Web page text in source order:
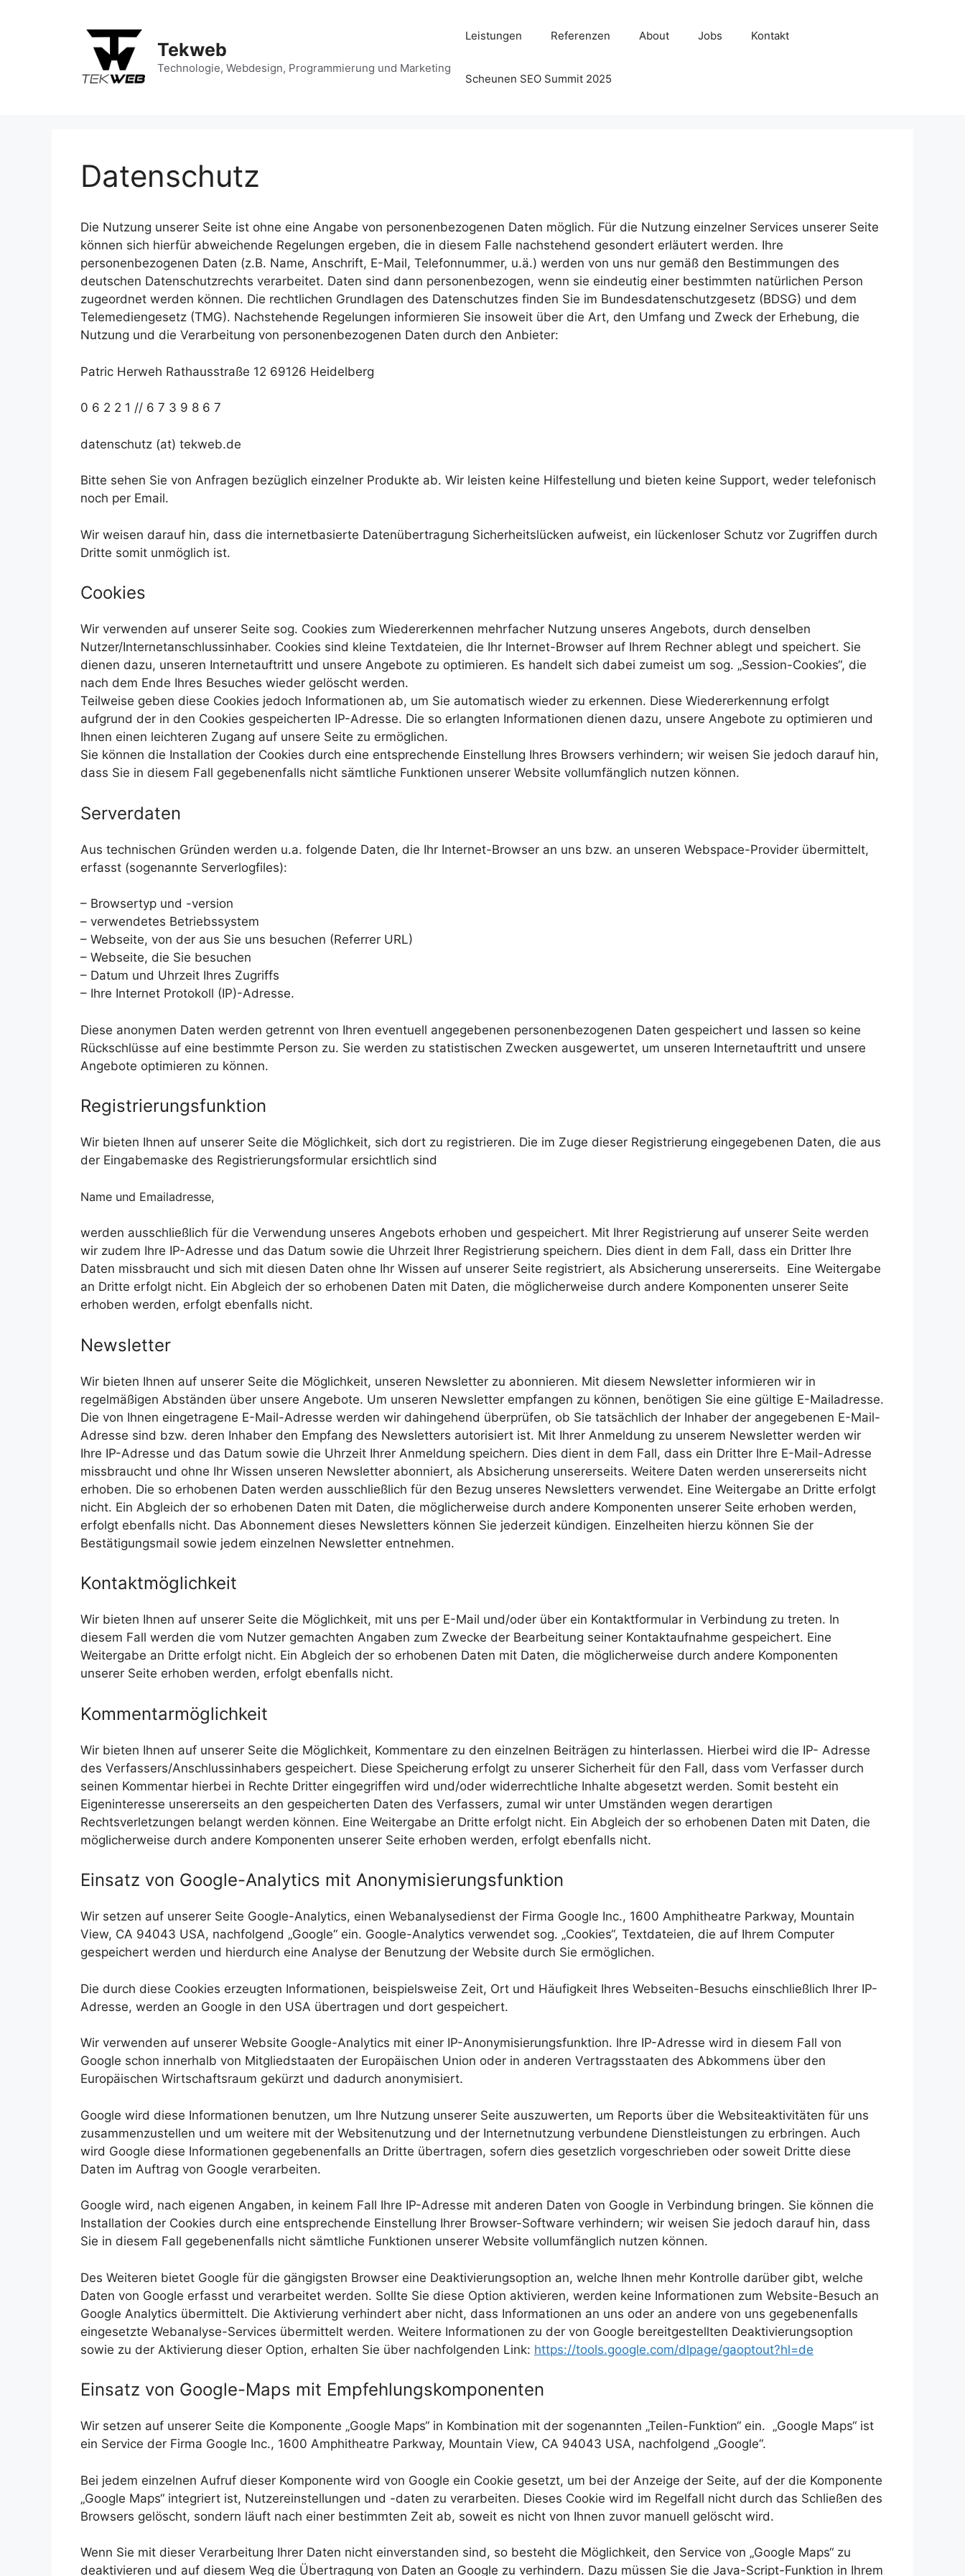
Tekweb
Technologie, Webdesign, Programmierung und Marketing
Leistungen Referenzen About Jobs Kontakt
Scheunen SEO Summit 2025
Datenschutz
Die Nutzung unserer Seite ist ohne eine Angabe von personenbezogenen Daten möglich. Für die Nutzung einzelner Services unserer Seite
können sich hierfür abweichende Regelungen ergeben, die in diesem Falle nachstehend gesondert erläutert werden. Ihre
personenbezogenen Daten (z.B. Name, Anschrift, E-Mail, Telefonnummer, u.ä.) werden von uns nur gemäß den Bestimmungen des
deutschen Datenschutzrechts verarbeitet. Daten sind dann personenbezogen, wenn sie eindeutig einer bestimmten natürlichen Person
zugeordnet werden können. Die rechtlichen Grundlagen des Datenschutzes finden Sie im Bundesdatenschutzgesetz (BDSG) und dem
Telemediengesetz (TMG). Nachstehende Regelungen informieren Sie insoweit über die Art, den Umfang und Zweck der Erhebung, die
Nutzung und die Verarbeitung von personenbezogenen Daten durch den Anbieter:
Patric Herweh Rathausstraße 12 69126 Heidelberg
0 6 2 2 1 // 6 7 3 9 8 6 7
datenschutz (at) tekweb.de
Bitte sehen Sie von Anfragen bezüglich einzelner Produkte ab. Wir leisten keine Hilfestellung und bieten keine Support, weder telefonisch
noch per Email.
Wir weisen darauf hin, dass die internetbasierte Datenübertragung Sicherheitslücken aufweist, ein lückenloser Schutz vor Zugriffen durch
Dritte somit unmöglich ist.
Cookies
Wir verwenden auf unserer Seite sog. Cookies zum Wiedererkennen mehrfacher Nutzung unseres Angebots, durch denselben
Nutzer/Internetanschlussinhaber. Cookies sind kleine Textdateien, die Ihr Internet-Browser auf Ihrem Rechner ablegt und speichert. Sie
dienen dazu, unseren Internetauftritt und unsere Angebote zu optimieren. Es handelt sich dabei zumeist um sog. „Session-Cookies“, die
nach dem Ende Ihres Besuches wieder gelöscht werden.
Teilweise geben diese Cookies jedoch Informationen ab, um Sie automatisch wieder zu erkennen. Diese Wiedererkennung erfolgt
aufgrund der in den Cookies gespeicherten IP-Adresse. Die so erlangten Informationen dienen dazu, unsere Angebote zu optimieren und
Ihnen einen leichteren Zugang auf unsere Seite zu ermöglichen.
Sie können die Installation der Cookies durch eine entsprechende Einstellung Ihres Browsers verhindern; wir weisen Sie jedoch darauf hin,
dass Sie in diesem Fall gegebenenfalls nicht sämtliche Funktionen unserer Website vollumfänglich nutzen können.
Serverdaten
Aus technischen Gründen werden u.a. folgende Daten, die Ihr Internet-Browser an uns bzw. an unseren Webspace-Provider übermittelt,
erfasst (sogenannte Serverlogfiles):
– Browsertyp und -version
– verwendetes Betriebssystem
– Webseite, von der aus Sie uns besuchen (Referrer URL)
– Webseite, die Sie besuchen
– Datum und Uhrzeit Ihres Zugriffs
– Ihre Internet Protokoll (IP)-Adresse.
Diese anonymen Daten werden getrennt von Ihren eventuell angegebenen personenbezogenen Daten gespeichert und lassen so keine
Rückschlüsse auf eine bestimmte Person zu. Sie werden zu statistischen Zwecken ausgewertet, um unseren Internetauftritt und unsere
Angebote optimieren zu können.
Registrierungsfunktion
Wir bieten Ihnen auf unserer Seite die Möglichkeit, sich dort zu registrieren. Die im Zuge dieser Registrierung eingegebenen Daten, die aus
der Eingabemaske des Registrierungsformular ersichtlich sind
Name und Emailadresse,
werden ausschließlich für die Verwendung unseres Angebots erhoben und gespeichert. Mit Ihrer Registrierung auf unserer Seite werden
wir zudem Ihre IP-Adresse und das Datum sowie die Uhrzeit Ihrer Registrierung speichern. Dies dient in dem Fall, dass ein Dritter Ihre
Daten missbraucht und sich mit diesen Daten ohne Ihr Wissen auf unserer Seite registriert, als Absicherung unsererseits. Eine Weitergabe
an Dritte erfolgt nicht. Ein Abgleich der so erhobenen Daten mit Daten, die möglicherweise durch andere Komponenten unserer Seite
erhoben werden, erfolgt ebenfalls nicht.
Newsletter
Wir bieten Ihnen auf unserer Seite die Möglichkeit, unseren Newsletter zu abonnieren. Mit diesem Newsletter informieren wir in
regelmäßigen Abständen über unsere Angebote. Um unseren Newsletter empfangen zu können, benötigen Sie eine gültige E-Mailadresse.
Die von Ihnen eingetragene E-Mail-Adresse werden wir dahingehend überprüfen, ob Sie tatsächlich der Inhaber der angegebenen E-Mail-
Adresse sind bzw. deren Inhaber den Empfang des Newsletters autorisiert ist. Mit Ihrer Anmeldung zu unserem Newsletter werden wir
Ihre IP-Adresse und das Datum sowie die Uhrzeit Ihrer Anmeldung speichern. Dies dient in dem Fall, dass ein Dritter Ihre E-Mail-Adresse
missbraucht und ohne Ihr Wissen unseren Newsletter abonniert, als Absicherung unsererseits. Weitere Daten werden unsererseits nicht
erhoben. Die so erhobenen Daten werden ausschließlich für den Bezug unseres Newsletters verwendet. Eine Weitergabe an Dritte erfolgt
nicht. Ein Abgleich der so erhobenen Daten mit Daten, die möglicherweise durch andere Komponenten unserer Seite erhoben werden,
erfolgt ebenfalls nicht. Das Abonnement dieses Newsletters können Sie jederzeit kündigen. Einzelheiten hierzu können Sie der
Bestätigungsmail sowie jedem einzelnen Newsletter entnehmen.
Kontaktmöglichkeit
Wir bieten Ihnen auf unserer Seite die Möglichkeit, mit uns per E-Mail und/oder über ein Kontaktformular in Verbindung zu treten. In
diesem Fall werden die vom Nutzer gemachten Angaben zum Zwecke der Bearbeitung seiner Kontaktaufnahme gespeichert. Eine
Weitergabe an Dritte erfolgt nicht. Ein Abgleich der so erhobenen Daten mit Daten, die möglicherweise durch andere Komponenten
unserer Seite erhoben werden, erfolgt ebenfalls nicht.
Kommentarmöglichkeit
Wir bieten Ihnen auf unserer Seite die Möglichkeit, Kommentare zu den einzelnen Beiträgen zu hinterlassen. Hierbei wird die IP- Adresse
des Verfassers/Anschlussinhabers gespeichert. Diese Speicherung erfolgt zu unserer Sicherheit für den Fall, dass vom Verfasser durch
seinen Kommentar hierbei in Rechte Dritter eingegriffen wird und/oder widerrechtliche Inhalte abgesetzt werden. Somit besteht ein
Eigeninteresse unsererseits an den gespeicherten Daten des Verfassers, zumal wir unter Umständen wegen derartigen
Rechtsverletzungen belangt werden können. Eine Weitergabe an Dritte erfolgt nicht. Ein Abgleich der so erhobenen Daten mit Daten, die
möglicherweise durch andere Komponenten unserer Seite erhoben werden, erfolgt ebenfalls nicht.
Einsatz von Google-Analytics mit Anonymisierungsfunktion
Wir setzen auf unserer Seite Google-Analytics, einen Webanalysedienst der Firma Google Inc., 1600 Amphitheatre Parkway, Mountain
View, CA 94043 USA, nachfolgend „Google“ ein. Google-Analytics verwendet sog. „Cookies“, Textdateien, die auf Ihrem Computer
gespeichert werden und hierdurch eine Analyse der Benutzung der Website durch Sie ermöglichen.
Die durch diese Cookies erzeugten Informationen, beispielsweise Zeit, Ort und Häufigkeit Ihres Webseiten-Besuchs einschließlich Ihrer IP-
Adresse, werden an Google in den USA übertragen und dort gespeichert.
Wir verwenden auf unserer Website Google-Analytics mit einer IP-Anonymisierungsfunktion. Ihre IP-Adresse wird in diesem Fall von
Google schon innerhalb von Mitgliedstaaten der Europäischen Union oder in anderen Vertragsstaaten des Abkommens über den
Europäischen Wirtschaftsraum gekürzt und dadurch anonymisiert.
Google wird diese Informationen benutzen, um Ihre Nutzung unserer Seite auszuwerten, um Reports über die Websiteaktivitäten für uns
zusammenzustellen und um weitere mit der Websitenutzung und der Internetnutzung verbundene Dienstleistungen zu erbringen. Auch
wird Google diese Informationen gegebenenfalls an Dritte übertragen, sofern dies gesetzlich vorgeschrieben oder soweit Dritte diese
Daten im Auftrag von Google verarbeiten.
Google wird, nach eigenen Angaben, in keinem Fall Ihre IP-Adresse mit anderen Daten von Google in Verbindung bringen. Sie können die
Installation der Cookies durch eine entsprechende Einstellung Ihrer Browser-Software verhindern; wir weisen Sie jedoch darauf hin, dass
Sie in diesem Fall gegebenenfalls nicht sämtliche Funktionen unserer Website vollumfänglich nutzen können.
Des Weiteren bietet Google für die gängigsten Browser eine Deaktivierungsoption an, welche Ihnen mehr Kontrolle darüber gibt, welche
Daten von Google erfasst und verarbeitet werden. Sollte Sie diese Option aktivieren, werden keine Informationen zum Website-Besuch an
Google Analytics übermittelt. Die Aktivierung verhindert aber nicht, dass Informationen an uns oder an andere von uns gegebenenfalls
eingesetzte Webanalyse-Services übermittelt werden. Weitere Informationen zu der von Google bereitgestellten Deaktivierungsoption
sowie zu der Aktivierung dieser Option, erhalten Sie über nachfolgenden Link: https://tools.google.com/dlpage/gaoptout?hl=de
Einsatz von Google-Maps mit Empfehlungskomponenten
Wir setzen auf unserer Seite die Komponente „Google Maps“ in Kombination mit der sogenannten „Teilen-Funktion“ ein. „Google Maps“ ist
ein Service der Firma Google Inc., 1600 Amphitheatre Parkway, Mountain View, CA 94043 USA, nachfolgend „Google“.
Bei jedem einzelnen Aufruf dieser Komponente wird von Google ein Cookie gesetzt, um bei der Anzeige der Seite, auf der die Komponente
„Google Maps“ integriert ist, Nutzereinstellungen und -daten zu verarbeiten. Dieses Cookie wird im Regelfall nicht durch das Schließen des
Browsers gelöscht, sondern läuft nach einer bestimmten Zeit ab, soweit es nicht von Ihnen zuvor manuell gelöscht wird.
Wenn Sie mit dieser Verarbeitung Ihrer Daten nicht einverstanden sind, so besteht die Möglichkeit, den Service von „Google Maps“ zu
deaktivieren und auf diesem Weg die Übertragung von Daten an Google zu verhindern. Dazu müssen Sie die Java-Script-Funktion in Ihrem